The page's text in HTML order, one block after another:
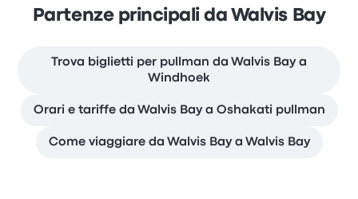
Partenze principali da Walvis Bay
Trova biglietti per pullman da Walvis Bay a
Windhoek
Orari e tariffe da Walvis Bay a Oshakati pullman
Come viaggiare da Walvis Bay a Walvis Bay